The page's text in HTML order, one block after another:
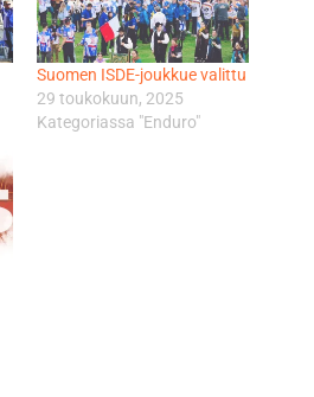
Suomen ISDE-joukkue valittu
29 toukokuun, 2025
Kategoriassa "Enduro"